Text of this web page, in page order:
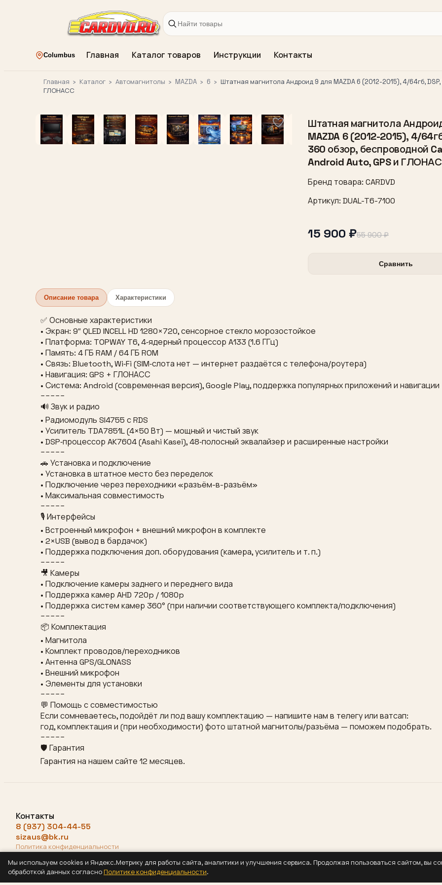
Columbus Главная Каталог товаров Инструкции Контакты
Главная › Каталог › Автомагнитолы › MAZDA › 6 › Штатная магнитола Андроид 9 для MAZDA 6 (2012-2015), 4/64гб,
ГЛОНАСС
Штатная магнитола
MAZDA 6 (2012-2015), 4/
360 обзор, беспроводной
Android Auto, GPS и
Бренд товара: CARDVD
Артикул: DUAL-T6-7100
15 900 ₽55 900 ₽
Сравнить
Описание товара Характеристики
✅ Основные характеристики
• Экран: 9″ QLED INCELL HD 1280×720, сенсорное стекло морозостойкое
• Платформа: TOPWAY T6, 4‑ядерный процессор A133 (1.6 ГГц)
• Память: 4 ГБ RAM / 64 ГБ ROM
• Связь: Bluetooth, Wi‑Fi (SIM‑слота нет — интернет раздаётся с телефона/роутера)
• Навигация: GPS + ГЛОНАСС
• Система: Android (современная версия), Google Play, поддержка популярных приложений и навигации
−−−−−
🔊 Звук и радио
• Радиомодуль SI4755 с RDS
• Усилитель TDA7851L (4×50 Вт) — мощный и чистый звук
• DSP‑процессор AK7604 (Asahi Kasei), 48‑полосный эквалайзер и расширенные настройки
−−−−−
🚗 Установка и подключение
• Установка в штатное место без переделок
• Подключение через переходники «разъём-в-разъём»
• Максимальная совместимость
−−−−−
🎙 Интерфейсы
• Встроенный микрофон + внешний микрофон в комплекте
• 2×USB (вывод в бардачок)
• Поддержка подключения доп. оборудования (камера, усилитель и т. п.)
−−−−−
🎥 Камеры
• Подключение камеры заднего и переднего вида
• Поддержка камер AHD 720p / 1080p
• Поддержка систем камер 360° (при наличии соответствующего комплекта/подключения)
−−−−−
📦 Комплектация
• Магнитола
• Комплект проводов/переходников
• Антенна GPS/GLONASS
• Внешний микрофон
• Элементы для установки
−−−−−
💬 Помощь с совместимостью
Если сомневаетесь, подойдёт ли под вашу комплектацию — напишите нам в телегу или ватсап:
год, комплектация и (при необходимости) фото штатной магнитолы/разъёма — поможем подобрать.
−−−−−
🛡 Гарантия
Гарантия на нашем сайте 12 месяцев.
Контакты
8 (937) 304-44-55
sizaus@bk.ru
Политика конфиденциальности
Мы используем cookies и Яндекс.Метрику для работы сайта, аналитики и улучшения сервиса. Продолжая пользоваться сайтом, вы
обработкой данных согласно Политике конфиденциальности.